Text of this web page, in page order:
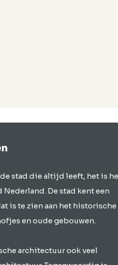
stad die altijd leeft, het is
De stad kent een
is te zien aan het historische
en oude gebouwen.
architectuur ook veel